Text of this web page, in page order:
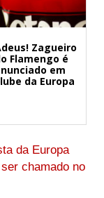
Zagueiro
Flamengo é
em
da Europa
da Europa
chamado no